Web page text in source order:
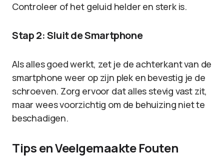
Controleer of het geluid helder en sterk is.
Stap 2: Sluit de Smartphone
Als alles goed werkt, zet je de achterkant van de
smartphone weer op zijn plek en bevestig je de
schroeven. Zorg ervoor dat alles stevig vast zit,
maar wees voorzichtig om de behuizing niet te
beschadigen.
Tips en Veelgemaakte Fouten